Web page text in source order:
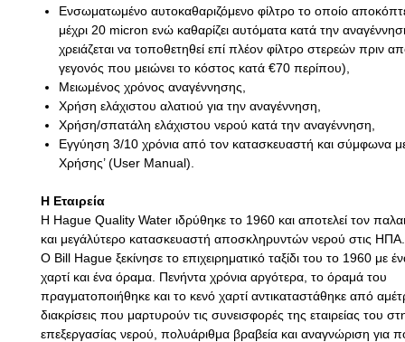
Ενσωματωμένο αυτοκαθαριζόμενο φίλτρο το οποίο
μέχρι 20 micron ενώ καθαρίζει αυτόματα κατά την
χρειάζεται να τοποθετηθεί επί πλέον φίλτρο στερεών πριν
γεγονός που μειώνει το κόστος κατά €70 περίπου),
Μειωμένος χρόνος αναγέννησης,
Χρήση ελάχιστου αλατιού για την αναγέννηση,
Χρήση/σπατάλη ελάχιστου νερού κατά την αναγέννηση,
Εγγύηση 3/10 χρόνια από τον κατασκευαστή και σύμφωνα με
Χρήσης’ (User Manual).
Η Εταιρεία
Η Hague Quality Water ιδρύθηκε το 1960 και αποτελεί τον
και μεγάλύτερο κατασκευαστή αποσκληρυντών νερού στις ΗΠΑ.
Ο Bill Hague ξεκίνησε το επιχειρηματικό ταξίδι του το 1960 με
χαρτί και ένα όραμα. Πενήντα χρόνια αργότερα, το όραμά του
πραγματοποιήθηκε και το κενό χαρτί αντικαταστάθηκε από
διακρίσεις που μαρτυρούν τις συνεισφορές της εταιρείας του
επεξεργασίας νερού, πολυάριθμα βραβεία και αναγνώριση για